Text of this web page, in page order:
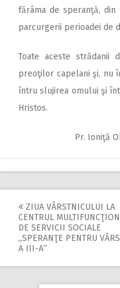
fărâma de speranţă, din
parcurgerii perioadei de
Toate aceste strădanii
preoţilor capelani şi, nu
întru slujirea omului şi
Hristos.
Pr. Ioniţă
Post
navigation
ZIUA VÂRSTNICULUI LA
CENTRUL
DE SERVICII SOCIALE
,,SPERANŢE PENTRU
A III-A”